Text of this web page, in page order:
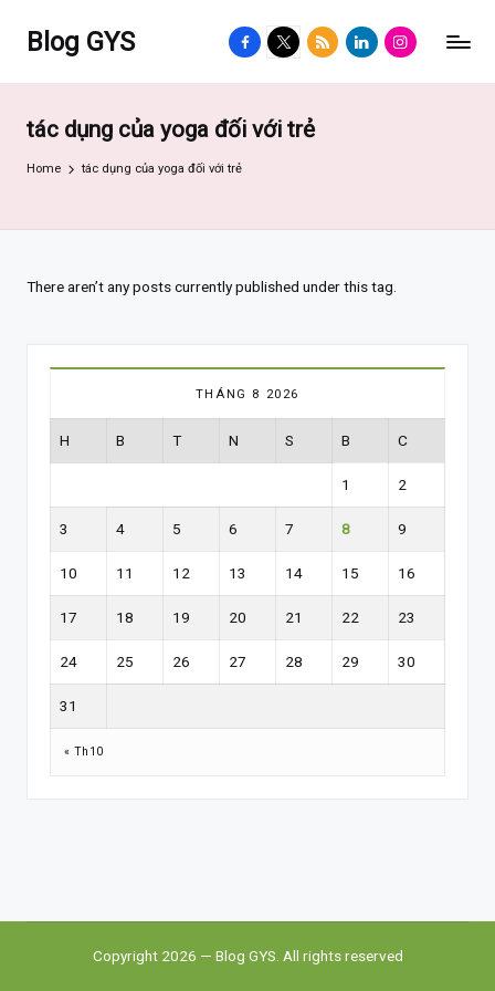
Blog GYS facebook.com
twitter.com
rss.comlinkedin.cominstagram.com
tác dụng của yoga đối với trẻ
Home tác dụng của yoga đối với trẻ
There aren’t any posts currently published under this tag.
THÁNG 8 2026
H B T N S B C
1 2
3 4 5 6 7 8 9
10 11 12 13 14 15 16
17 18 19 20 21 22 23
24 25 26 27 28 29 30
31
« Th10
Copyright 2026 — Blog GYS. All rights reserved